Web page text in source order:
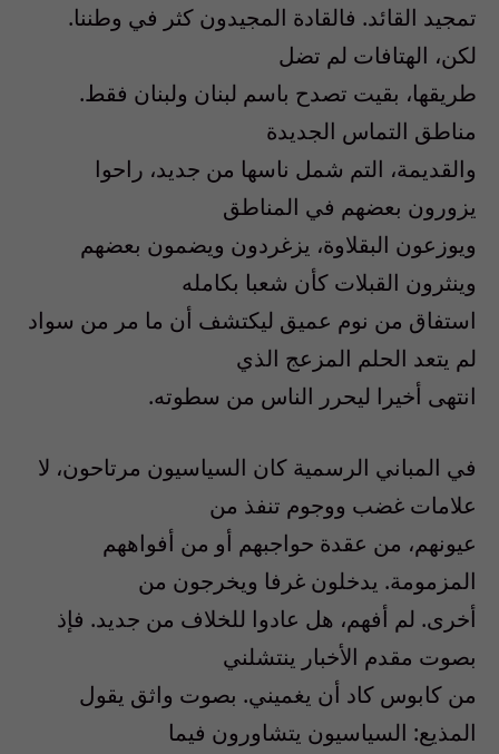
تمجيد القائد. فالقادة المجيدون كثر في وطننا.
لكن، الهتافات لم تضل
طريقها، بقيت تصدح باسم لبنان ولبنان فقط.
مناطق التماس الجديدة
والقديمة، التم شمل ناسها من جديد، راحوا
يزورون بعضهم في المناطق
ويوزعون البقلاوة، يزغردون ويضمون بعضهم
وينثرون القبلات كأن شعبا بكامله
استفاق من نوم عميق ليكتشف أن ما مر من سواد
لم يتعد الحلم المزعج الذي
انتهى أخيرا ليحرر الناس من سطوته.
في المباني الرسمية كان السياسيون مرتاحون، لا
علامات غضب ووجوم تنفذ من
عيونهم، من عقدة حواجبهم أو من أفواههم
المزمومة. يدخلون غرفا ويخرجون من
أخرى. لم أفهم، هل عادوا للخلاف من جديد. فإذ
بصوت مقدم الأخبار ينتشلني
من كابوس كاد أن يغميني. بصوت واثق يقول
المذيع: السياسيون يتشاورون فيما